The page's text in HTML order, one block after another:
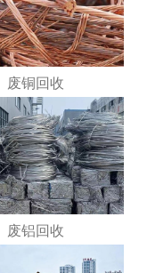
废铜回收
废铝回收